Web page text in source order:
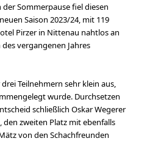
der Sommerpause fiel diesen
Saison 2023/24, mit 119
Pirzer in Nittenau nahtlos an
vergangenen Jahres
Teilnehmern sehr klein aus,
wurde. Durchsetzen
schließlich Oskar Wegerer
den zweiten Platz mit ebenfalls
von den Schachfreunden